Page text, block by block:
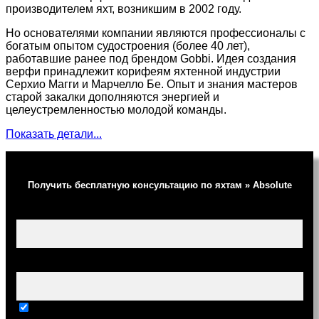
производителем яхт, возникшим в 2002 году.
Но основателями компании являются профессионалы с
богатым опытом судостроения (более 40 лет),
работавшие ранее под брендом Gobbi. Идея создания
верфи принадлежит корифеям яхтенной индустрии
Серхио Магги и Марчелло Бе. Опыт и знания мастеров
старой закалки дополняются энергией и
целеустремленностью молодой команды.
Показать детали...
Получить бесплатную консультацию по яхтам » Absolute